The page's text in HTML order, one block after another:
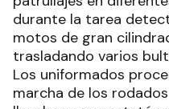
durante la tarea
motos de gran
trasladando varios
Los uniformados
marcha de los